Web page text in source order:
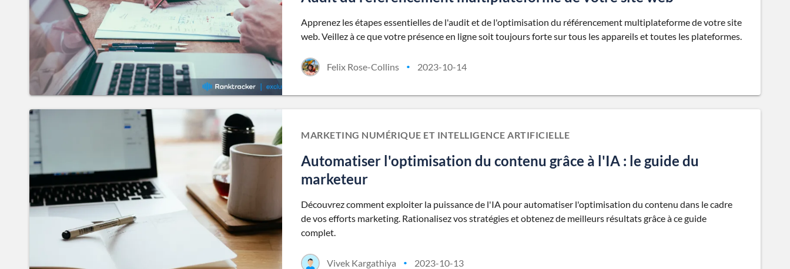
Apprenez les étapes essentielles de l'audit et de l'optimisation du référencement multiplateforme de votre site
web. Veillez à ce que votre présence en ligne soit toujours forte sur tous les appareils et toutes les plateformes.
Felix Rose-Collins • 2023-10-14
MARKETING NUMÉRIQUE ET INTELLIGENCE ARTIFICIELLE
Automatiser l'optimisation du contenu grâce à l'IA : le guide du
marketeur
Découvrez comment exploiter la puissance de l'IA pour automatiser l'optimisation du contenu dans le cadre
de vos efforts marketing. Rationalisez vos stratégies et obtenez de meilleurs résultats grâce à ce guide
complet.
Vivek Kargathiya • 2023-10-13